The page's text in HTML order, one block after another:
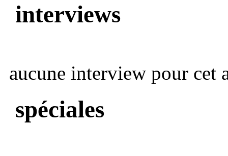
interviews
aucune interview pour cet
spéciales